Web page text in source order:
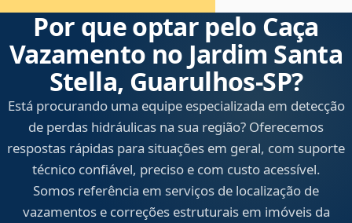
Por que optar pelo Caça
Vazamento no Jardim Santa
Stella, Guarulhos‑SP?
Está procurando uma equipe especializada em detecção
de perdas hidráulicas na sua região? Oferecemos
respostas rápidas para situações em geral, com suporte
técnico confiável, preciso e com custo acessível.
Somos referência em serviços de localização de
vazamentos e correções estruturais em imóveis da